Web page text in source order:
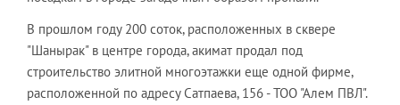
В прошлом году 200 соток, расположенных в сквере
"Шанырак" в центре города, акимат продал под
строительство элитной многоэтажки еще одной фирме,
расположенной по адресу Сатпаева, 156 - ТОО "Алем ПВЛ".